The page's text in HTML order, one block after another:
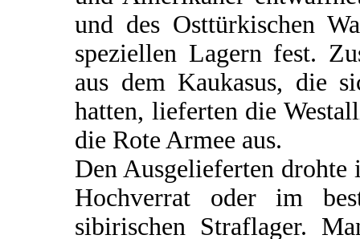
und des Osttürkischen
speziellen Lagern fest.
aus dem Kaukasus, die
hatten, lieferten die
die Rote Armee aus.
Den Ausgelieferten
Hochverrat oder im
sibirischen Straflager.